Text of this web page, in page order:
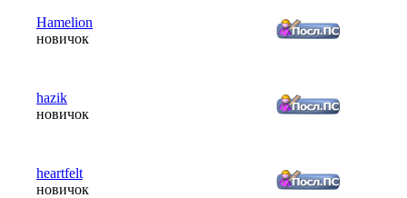
Hamelion
новичок
hazik
новичок
heartfelt
новичок